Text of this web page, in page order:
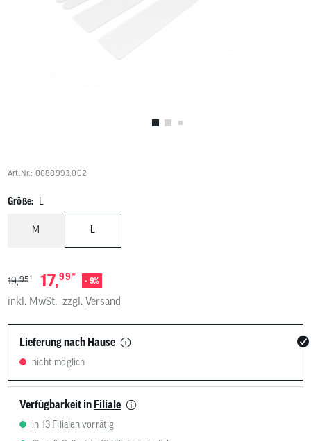
Art.Nr.: 0088993.002
Größe:
M L
19,95 1 17,99* - 9%
inkl. MwSt. zzgl. Versand
Lieferung nach Hause
nicht möglich
Verfügbarkeit in Filiale
in 13 Filialen vorrätig